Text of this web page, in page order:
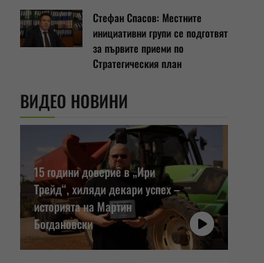
Стефан Спасов: Местните
инициативни групи се подготвят
за първите приеми по
Стратегическия план
ВИДЕО НОВИНИ
15 години доверие в „Ири
Трейд“, хиляди декари успех –
историята на Мартин
Богдановски